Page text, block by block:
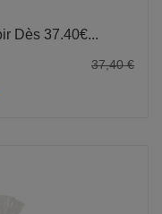
Dès 37.40€...
37,40 €